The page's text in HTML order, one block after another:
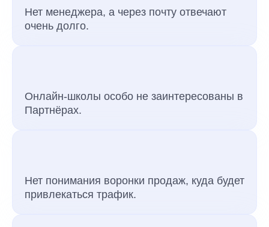
Нет менеджера, а через почту отвечают
очень долго.
Онлайн-школы особо не заинтересованы в
Партнёрах.
Нет понимания воронки продаж, куда будет
привлекаться трафик.